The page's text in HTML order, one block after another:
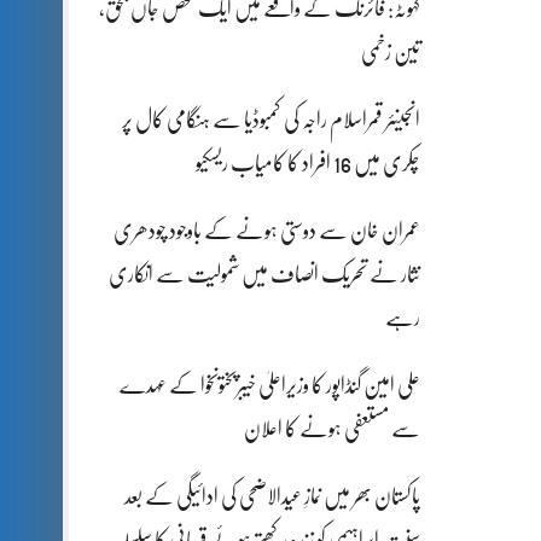
کہوٹہ: فائرنگ کے واقعے میں ایک شخص جاں بحق،
تین زخمی
انجینئر قمراسلام راجہ کی کمبوڈیا سے ہنگامی کال پر
چکری میں 16 افراد کا کامیاب ریسکیو
عمران خان سے دوستی ہونے کے باوجود چودھری
نثار نے تحریک انصاف میں شمولیت سے انکاری
رہے
علی امین گنڈاپور کا وزیراعلیٰ خیبرپختونخوا کے عہدے
سے مستعفی ہونے کا اعلان
پاکستان بھر میں نمازِ عیدالاضحی کی ادائیگی کے بعد